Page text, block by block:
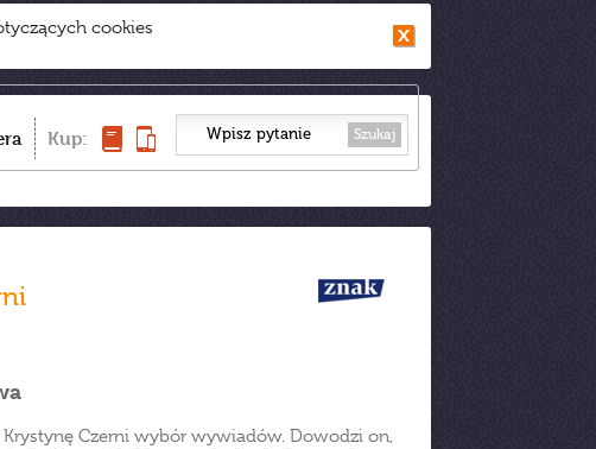
cookies
Kup: Szukaj
Czerni wybór wywiadów. Dowodzi on,